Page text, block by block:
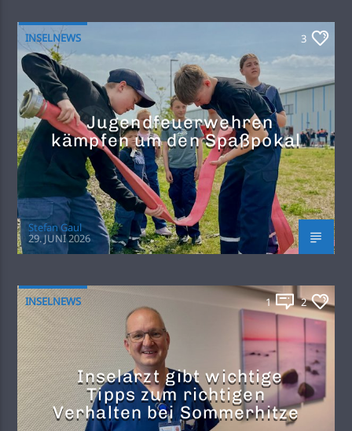
INSELNEWS 3
Jugendfeuerwehren
kämpfen um den Spaßpokal
Stefan Gaul
29. JUNI 2026
INSELNEWS 1 2
Inselarzt gibt wichtige
Tipps zum richtigen
Verhalten bei Sommerhitze